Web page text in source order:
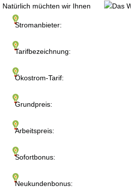
Stromanbieter:
Tarifbezeichnung:
Ökostrom-Tarif:
Grundpreis:
Arbeitspreis:
Sofortbonus:
Neukundenbonus:
Natürlich müchten wir Ihnen